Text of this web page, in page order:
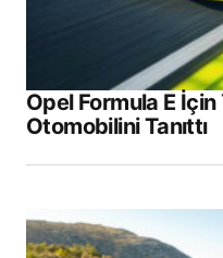
Opel Formula E İçin
Otomobilini Tanıttı